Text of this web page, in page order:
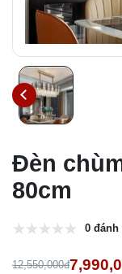
Đèn
80cm
0 đánh
12,550,000đ